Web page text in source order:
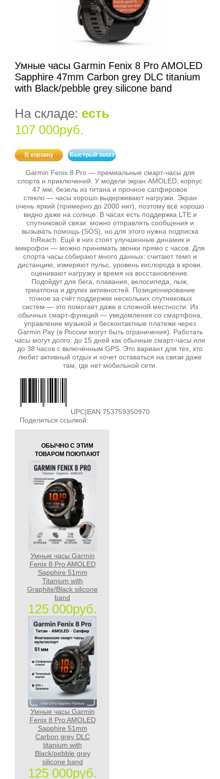
Умные часы Garmin Fenix 8 Pro AMOLED
Sapphire 47mm Carbon grey DLC titanium
with Black/pebble grey silicone band
На складе: есть
107 000руб.
В корзину Быстрый заказ
Garmin Fenix 8 Pro — премиальные смарт‑часы для
спорта и приключений. У модели экран AMOLED, корпус
47 мм, безель из титана и прочное сапфировое
стекло — часы хорошо выдерживают нагрузки. Экран
очень яркий (примерно до 2000 нит), поэтому всё хорошо
видно даже на солнце. В часах есть поддержка LTE и
спутниковой связи: можно отправлять сообщения и
вызывать помощь (SOS), но для этого нужна подписка
InReach. Ещё в них стоят улучшенные динамик и
микрофон — можно принимать звонки прямо с часов. Для
спорта часы собирают много данных: считают темп и
дистанцию, измеряют пульс, уровень кислорода в крови,
оценивают нагрузку и время на восстановление.
Подойдут для бега, плавания, велосипеда, лыж,
триатлона и других активностей. Позиционирование
точное за счёт поддержки нескольких спутниковых
систем — это помогает даже в сложной местности. Из
обычных смарт‑функций — уведомления со смартфона,
управление музыкой и бесконтактные платежи через
Garmin Pay (в России могут быть ограничения). Работать
часы могут долго: до 15 дней как обычные смарт‑часы или
до 38 часов с включённым GPS. Это вариант для тех, кто
любит активный отдых и хочет оставаться на связи даже
там, где нет мобильной сети.
UPC|EAN 753759350970
Поделиться ссылкой:
ОБЫЧНО С ЭТИМ
ТОВАРОМ ПОКУПАЮТ
Умные часы Garmin
Fenix 8 Pro AMOLED
Sapphire 51mm
Titanium with
Graphite/Black silicone
band
125 000руб.
Умные часы Garmin
Fenix 8 Pro AMOLED
Sapphire 51mm
Carbon grey DLC
titanium with
Black/pebble grey
silicone band
125 000руб.